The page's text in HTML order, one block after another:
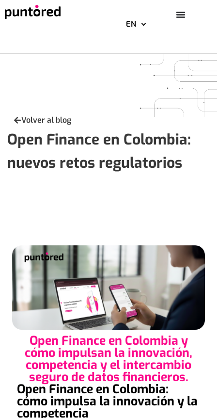
EN
Volver al blog
Open Finance en Colombia:
nuevos retos regulatorios
Open Finance en Colombia y
cómo impulsan la innovación,
competencia y el intercambio
seguro de datos financieros.
Open Finance en Colombia:
cómo impulsa la innovación y la
competencia